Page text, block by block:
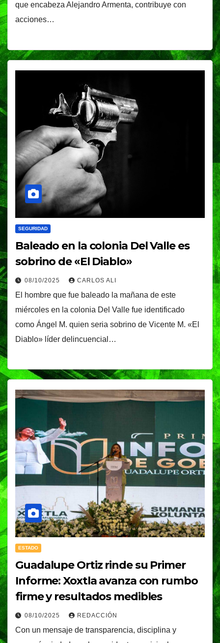
que encabeza Alejandro Armenta, contribuye con
acciones…
SEGURIDAD
Baleado en la colonia Del Valle es
sobrino de «El Diablo»
08/10/2025 CARLOS ALI
El hombre que fue baleado la mañana de este
miércoles en la colonia Del Valle fue identificado
como Ángel M. quien seria sobrino de Vicente M. «El
Diablo» líder delincuencial…
ESTADO
Guadalupe Ortiz rinde su Primer
Informe: Xoxtla avanza con rumbo
firme y resultados medibles
08/10/2025 REDACCIÓN
Con un mensaje de transparencia, disciplina y